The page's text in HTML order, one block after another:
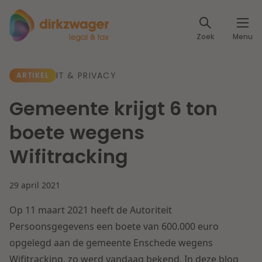
Zoek Menu
Expertises
Fiscaal
Arbeid & Pensioen
IE & Innovatie
Lees meer
Artikelen
Klantcases
Events
Specialisten
Over ons
Over Dirkzwager
Werken bij
ARTIKEL IT & PRIVACY
Gemeente krijgt 6 ton
boete wegens
Wifitracking
29 april 2021
Op 11 maart 2021 heeft de Autoriteit
Persoonsgegevens een boete van 600.000 euro
opgelegd aan de gemeente Enschede wegens
Wifitracking, zo werd vandaag bekend. In deze blog